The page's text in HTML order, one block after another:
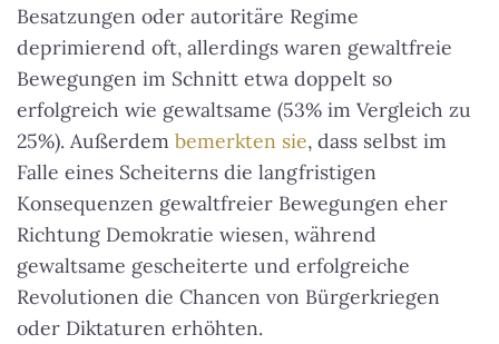
Besatzungen oder autoritäre Regime
deprimierend oft, allerdings waren gewaltfreie
Bewegungen im Schnitt etwa doppelt so
erfolgreich wie gewaltsame (53% im Vergleich zu
25%). Außerdem bemerkten sie, dass selbst im
Falle eines Scheiterns die langfristigen
Konsequenzen gewaltfreier Bewegungen eher
Richtung Demokratie wiesen, während
gewaltsame gescheiterte und erfolgreiche
Revolutionen die Chancen von Bürgerkriegen
oder Diktaturen erhöhten.